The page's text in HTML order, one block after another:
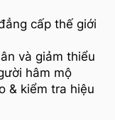
cấp thế giới
và giảm thiểu
hâm mộ
& kiểm tra hiệu